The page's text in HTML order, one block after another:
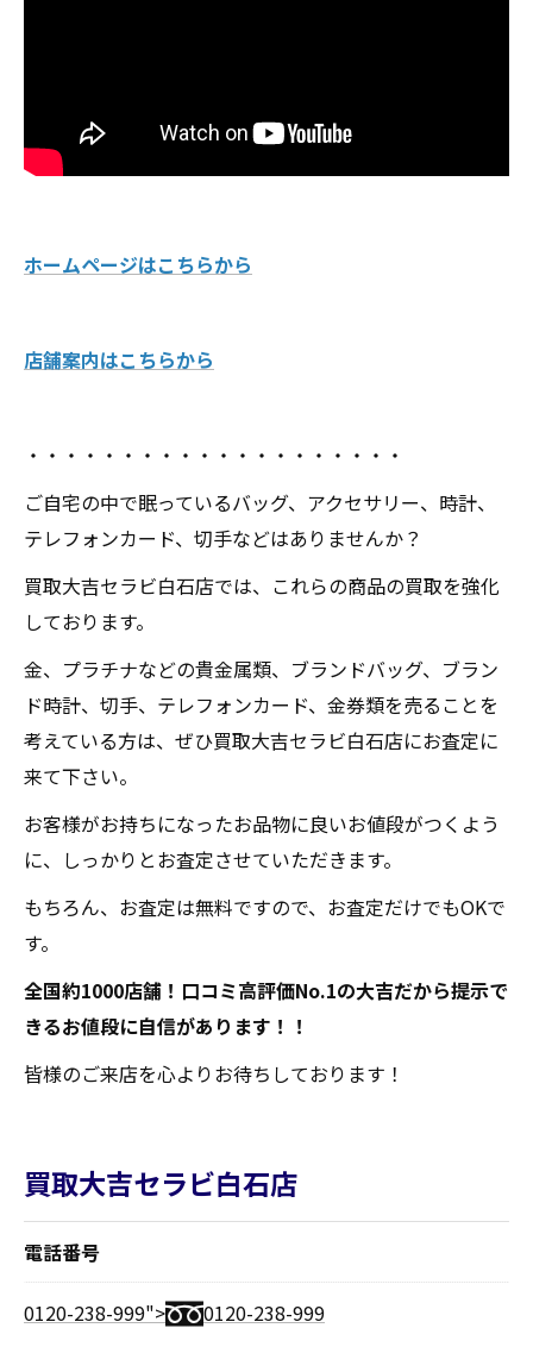
ホームページはこちらから
店舗案内はこちらから
・・・・・・・・・・・・・・・・・・・・
ご自宅の中で眠っているバッグ、アクセサリー、時計、
テレフォンカード、切手などはありませんか？
買取大吉セラビ白石店では、これらの商品の買取を強化
しております。
金、プラチナなどの貴金属類、ブランドバッグ、ブラン
ド時計、切手、テレフォンカード、金券類を売ることを
考えている方は、ぜひ買取大吉セラビ白石店にお査定に
来て下さい。
お客様がお持ちになったお品物に良いお値段がつくよう
に、しっかりとお査定させていただきます。
もちろん、お査定は無料ですので、お査定だけでもOKで
す。
全国約1000店舗！口コミ高評価No.1の大吉だから提示で
きるお値段に自信があります！！
皆様のご来店を心よりお待ちしております！
買取大吉セラビ白石店
電話番号
0120-238-999"> 0120-238-999